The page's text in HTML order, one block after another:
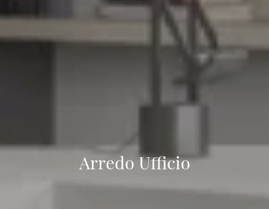
Arredo Ufficio